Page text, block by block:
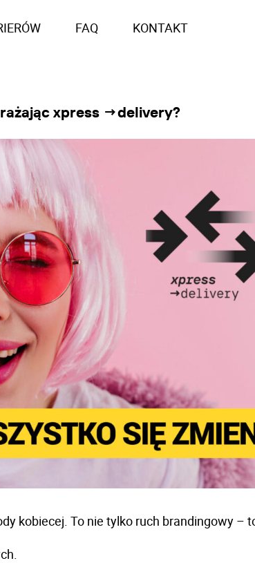
FAQ KONTAKT
xpress →delivery?
kobiecej. To nie tylko ruch brandingowy –